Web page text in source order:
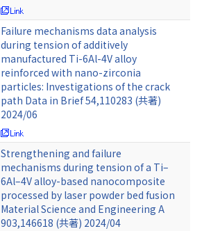
Failure mechanisms data analysis
during tension of additively
manufactured Ti-6Al-4V alloy
reinforced with nano-zirconia
particles: Investigations of the crack
path Data in Brief 54,110283 (共著)
2024/06
Strengthening and failure
mechanisms during tension of a Ti–
6Al–4V alloy-based nanocomposite
processed by laser powder bed fusion
Material Science and Engineering A
903,146618 (共著) 2024/04